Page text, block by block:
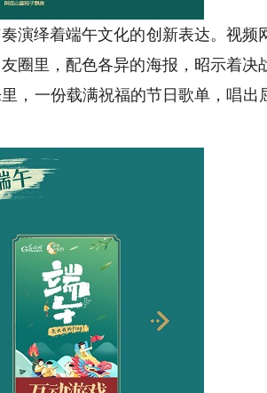
绎着端午文化的创新表达。视频
圈里，配色各异的海报，昭示着决
，一份载满祝福的节日歌单，唱出